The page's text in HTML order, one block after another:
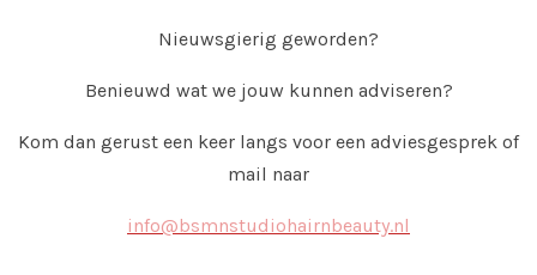
Nieuwsgierig geworden?
Benieuwd wat we jouw kunnen adviseren?
Kom dan gerust een keer langs voor een adviesgesprek of
mail naar
info@bsmnstudiohairnbeauty.nl